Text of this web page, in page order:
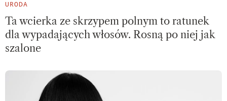
URODA
Ta wcierka ze skrzypem polnym to ratunek
dla wypadających włosów. Rosną po niej jak
szalone